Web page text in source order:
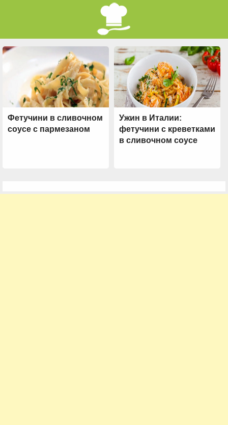
Фетучини в сливочном
соусе с пармезаном
Ужин в Италии:
фетучини с креветками
в сливочном соусе